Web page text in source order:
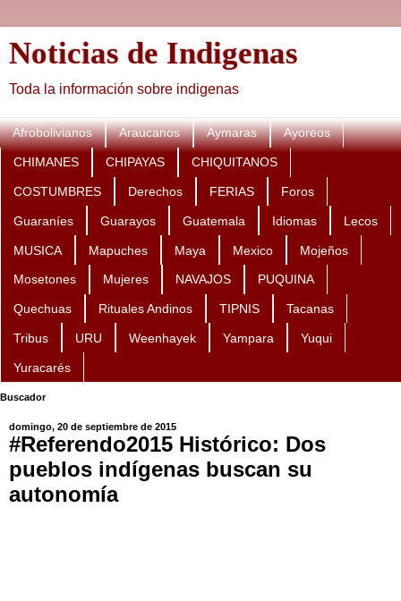
Noticias de Indigenas
Toda la información sobre indigenas
Afrobolivianos Araucanos Aymaras Ayoreos
CHIMANES CHIPAYAS CHIQUITANOS
COSTUMBRES Derechos FERIAS Foros
Guaraníes Guarayos Guatemala Idiomas Lecos
MUSICA Mapuches Maya Mexico Mojeños
Mosetones Mujeres NAVAJOS PUQUINA
Quechuas Rituales Andinos TIPNIS Tacanas
Tribus URU Weenhayek Yampara Yuqui
Yuracarés
Buscador
domingo, 20 de septiembre de 2015
#Referendo2015 Histórico: Dos
pueblos indígenas buscan su
autonomía